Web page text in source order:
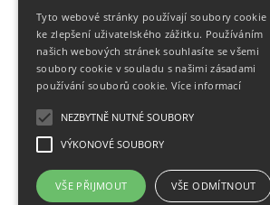
Tyto webové stránky používají soubory cookie
ke zlepšení uživatelského zážitku. Používáním
našich webových stránek souhlasíte se všemi
soubory cookie v souladu s našimi zásadami
používání souborů cookie. Více informací
NEZBYTNĚ NUTNÉ SOUBORY
VÝKONOVÉ SOUBORY
VŠE PŘIJMOUT VŠE ODMÍTNOUT